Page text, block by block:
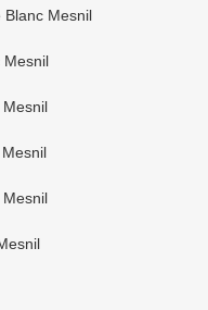
Blanc Mesnil
Mesnil